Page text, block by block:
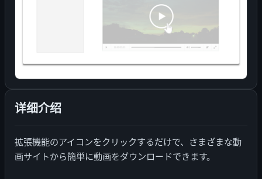
详细介绍
拡張機能のアイコンをクリックするだけで、さまざまな動
画サイトから簡単に動画をダウンロードできます。